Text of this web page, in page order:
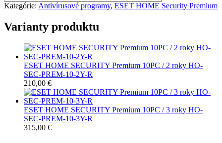
Kategórie: Antivírusové programy, ESET HOME Security Premium
Varianty produktu
ESET HOME SECURITY Premium 10PC / 2 roky HO-
SEC-PREM-10-2Y-R
210,00 €
ESET HOME SECURITY Premium 10PC / 3 roky HO-
SEC-PREM-10-3Y-R
315,00 €